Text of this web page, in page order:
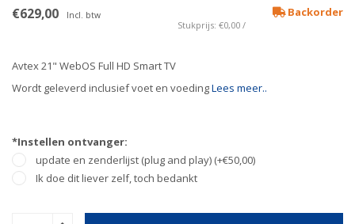
€629,00 Incl. btw Backorder
Stukprijs: €0,00 /
Avtex 21" WebOS Full HD Smart TV
Wordt geleverd inclusief voet en voedingLees meer..
*Instellen ontvanger:
update en zenderlijst (plug and play) (+€50,00)
Ik doe dit liever zelf, toch bedankt